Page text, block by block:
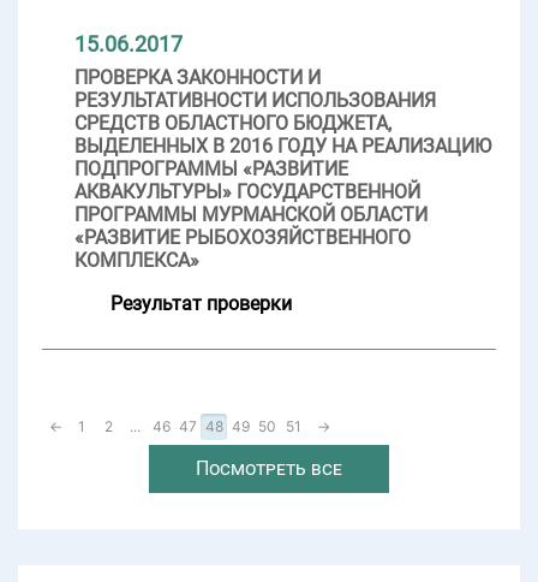
15.06.2017
ПРОВЕРКА ЗАКОННОСТИ И
РЕЗУЛЬТАТИВНОСТИ ИСПОЛЬЗОВАНИЯ
СРЕДСТВ ОБЛАСТНОГО БЮДЖЕТА,
ВЫДЕЛЕННЫХ В 2016 ГОДУ НА РЕАЛИЗАЦИЮ
ПОДПРОГРАММЫ «РАЗВИТИЕ
АКВАКУЛЬТУРЫ» ГОСУДАРСТВЕННОЙ
ПРОГРАММЫ МУРМАНСКОЙ ОБЛАСТИ
«РАЗВИТИЕ РЫБОХОЗЯЙСТВЕННОГО
КОМПЛЕКСА»
Результат проверки
← 1 2 ... 46 47 48 49 50 51 →
Посмотреть все